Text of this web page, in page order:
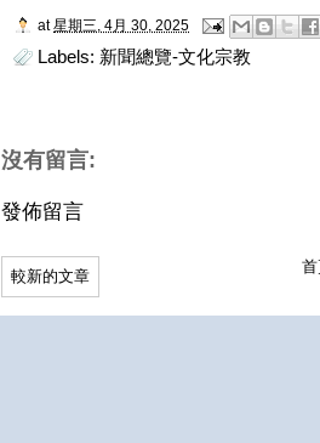
at 星期三, 4月 30, 2025
Labels: 新聞總覽-文化宗教
沒有留言:
發佈留言
較新的文章